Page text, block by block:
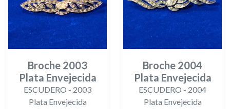
Broche 2003
Plata Envejecida
ESCUDERO - 2003
Plata Envejecida
Broche 2004
Plata Envejecida
ESCUDERO - 2004
Plata Envejecida